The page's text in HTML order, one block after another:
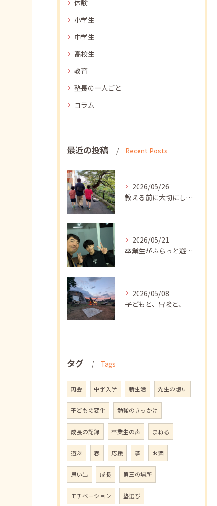
体験
小学生
中学生
高校生
教育
塾長の一人ごと
コラム
最近の投稿 Recent Posts
2026/05/26
教える前に大切にしたいこと
2026/05/21
卒業生がふらっと遊びに来てくれました
2026/05/08
子どもと、冒険と、学び
タグ Tags
再会 中学入学 新生活 先生の想い
子どもの変化 勉強のきっかけ
成長の記録 卒業生の声 まねる
遊ぶ 春 応援 夢 お酒
思い出 成長 第三の場所
モチベーション 塾選び